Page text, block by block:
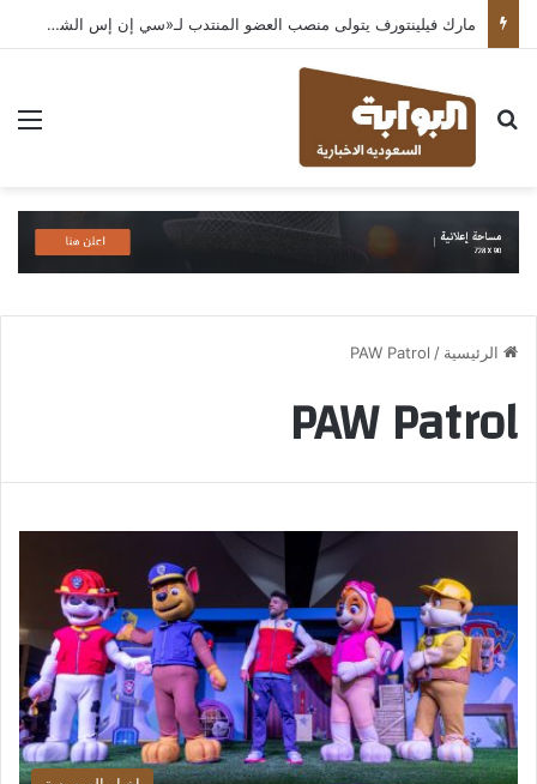
مارك فيلينتورف يتولى منصب العضو المنتدب لـ«سي إن إس الشرق الأوسط» ويشرف على شركات قطاع التكنولوجيا ضمن مجموعة غباش
بحث عن
الرئيسية /
PAW Patrol
PAW Patrol